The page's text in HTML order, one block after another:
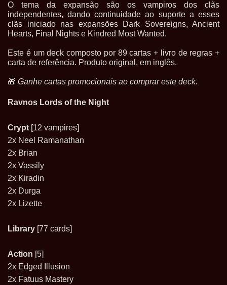
O tema da expansão são os vampiros dos clãs
independentes, dando continuidade ao suporte a esses
clãs iniciado nas expansões Dark Sovereigns, Ancient
Hearts, Final Nights e Kindred Most Wanted.
Este é um deck composto por 89 cartas + livro de regras +
carta de referência. Produto original, em inglês.
🎁 Ganhe cartas promocionais ao comprar este deck.
Ravnos Lords of the Night
Crypt [12 vampires]
2x Neel Ramanathan
2x Brian
2x Vassily
2x Kiradin
2x Durga
2x Lizette
Library [77 cards]
Action [5]
2x Edged Illusion
2x Fatuus Mastery